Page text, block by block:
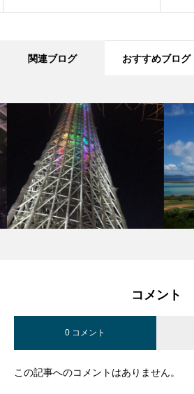
関連ブログ おすすめブログ
コメント
0 コメント
この記事へのコメントはありません。